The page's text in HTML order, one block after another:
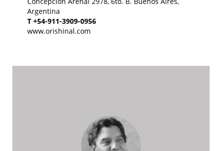
Argentina
T +54-911-3909-0956
www.orishinal.com